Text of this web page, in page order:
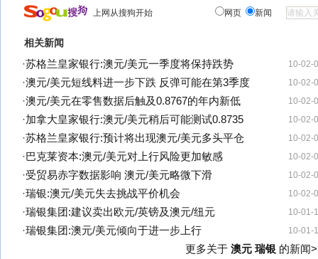
上网从搜狗开始 网页 新闻
相关新闻
10-02-
·苏格兰皇家银行:澳元/美元一季度将保持跌势
10-02-
·澳元/美元短线料进一步下跌 反弹可能在第3季度
10-02-
·澳元/美元在零售数据后触及0.8767的年内新低
10-02-
·加拿大皇家银行:澳元/美元稍后可能测试0.8735
10-02-
·苏格兰皇家银行:预计将出现澳元/美元多头平仓
10-02-
·巴克莱资本:澳元/美元对上行风险更加敏感
10-02-
·受贸易赤字数据影响 澳元/美元略微下滑
10-02-
·瑞银:澳元/美元失去挑战平价机会
10-01-
·瑞银集团:建议卖出欧元/英镑及澳元/纽元
10-01-
·瑞银集团:澳元/美元倾向于进一步上行
更多关于 澳元 瑞银 的新闻